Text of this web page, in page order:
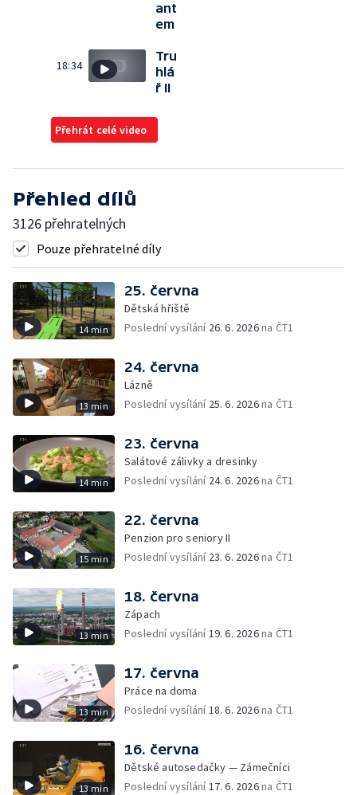
ant
em
18:34
Tru
hlá
ř II
Přehrát celé video
Přehled dílů
3126 přehratelných
Pouze přehratelné díly
14 min
25. června
Dětská hřiště
Poslední vysílání 26. 6. 2026na ČT1
13 min
24. června
Lázně
Poslední vysílání 25. 6. 2026na ČT1
14 min
23. června
Salátové zálivky a dresinky
Poslední vysílání 24. 6. 2026na ČT1
15 min
22. června
Penzion pro seniory II
Poslední vysílání 23. 6. 2026na ČT1
13 min
18. června
Zápach
Poslední vysílání19. 6. 2026na ČT1
13 min
17. června
Práce na doma
Poslední vysílání18. 6. 2026na ČT1
13 min
16. června
Dětské autosedačky — Zámečníci
Poslední vysílání17. 6. 2026na ČT1